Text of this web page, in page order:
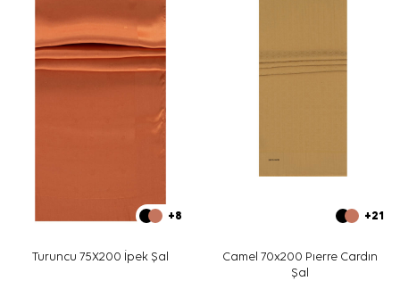
izleyiniz. Hassas şal ve eşarp bakımında, elde nazik
temizlik gereken durumlarda
tercih edebilirsiniz.
Sıkça Sorulan Sorular
hangi kumaştan üretilmiştir?
Bu polyester şalın rengi nasıldır?
Şal hangi parçalarla kombinlenebilir?
+8
Turuncu 75X200 İpek Şal
+21
Camel 70x200 Pıerre Cardın
Şal